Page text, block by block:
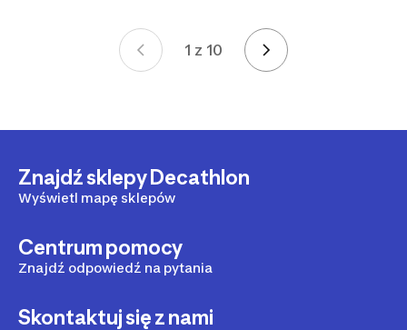
1 z 10Strona 1 z 10
Znajdź sklepy Decathlon
Wyświetl mapę sklepów
Centrum pomocy
Znajdź odpowiedź na pytania
Skontaktuj się z nami